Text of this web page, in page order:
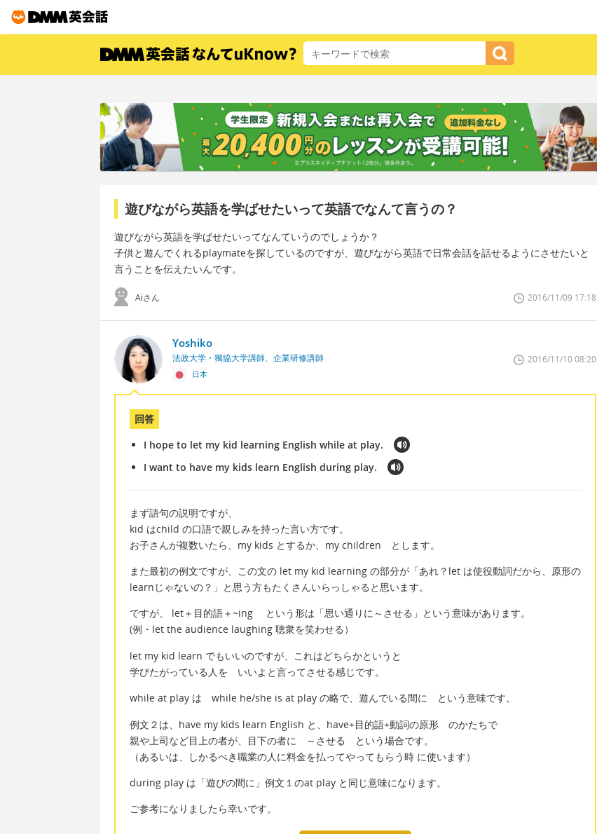
遊びながら英語を学ばせたいって英語でなんて言うの？
遊びながら英語を学ばせたいってなんていうのでしょうか？
子供と遊んでくれるplaymateを探しているのですが、遊びながら英語で日常会話を話せるようにさせたいと
言うことを伝えたいんです。
Aiさん 2016/11/09 17:18
Yoshiko
法政大学・獨協大学講師、企業研修講師
日本
2016/11/10 08:20
回答
I hope to let my kid learning English while at play.
I want to have my kids learn English during play.
まず語句の説明ですが、
kid はchild の口語で親しみを持った言い方です。
お子さんが複数いたら、my kids とするか、my children とします。
また最初の例文ですが、この文の let my kid learning の部分が「あれ？let は使役動詞だから、原形の
learnじゃないの？」と思う方もたくさんいらっしゃると思います。
ですが、 let＋目的語＋~ing という形は「思い通りに～させる」という意味があります。
(例・let the audience laughing 聴衆を笑わせる）
let my kid learn でもいいのですが、これはどちらかというと
学びたがっている人を いいよと言ってさせる感じです。
while at play は while he/she is at play の略で、遊んでいる間に という意味です。
例文２は、have my kids learn English と、have+目的語+動詞の原形 のかたちで
親や上司など目上の者が、目下の者に ～させる という場合です。
（あるいは、しかるべき職業の人に料金を払ってやってもらう時 に使います）
during play は「遊びの間に」例文１のat play と同じ意味になります。
ご参考になりましたら幸いです。